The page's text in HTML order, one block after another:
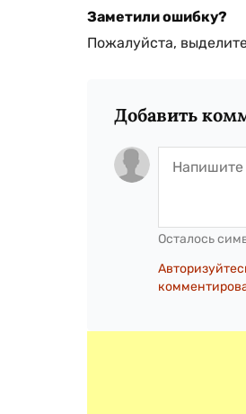
Заметили ошибку?
Пожалуйста,
Добавить
Осталось